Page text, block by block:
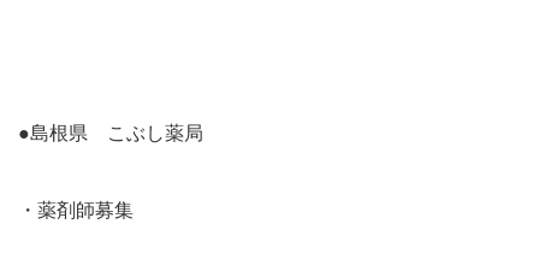
●島根県 こぶし薬局
・薬剤師募集